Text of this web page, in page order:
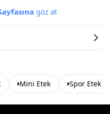
göz at
Mini Etek Spor Etek